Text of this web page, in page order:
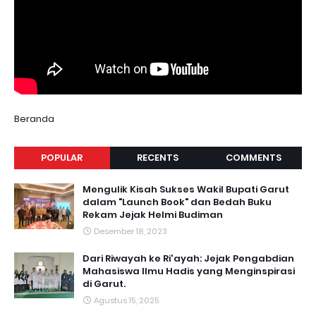
Beranda
POPULAR RECENTS COMMENTS
Mengulik Kisah Sukses Wakil Bupati Garut
dalam "Launch Book" dan Bedah Buku
Rekam Jejak Helmi Budiman
Desember 18, 2023
Dari Riwayah ke Ri'ayah: Jejak Pengabdian
Mahasiswa Ilmu Hadis yang Menginspirasi
di Garut.
Agustus 15, 2025